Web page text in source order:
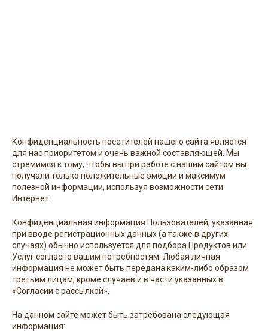
Конфиденциальность посетителей нашего сайта является
для нас приоритетом и очень важной составляющей. Мы
стремимся к тому, чтобы вы при работе с нашим сайтом вы
получали только положительные эмоции и максимум
полезной информации, используя возможности сети
Интернет.
Конфиденциальная информация Пользователей, указанная
при вводе регистрационных данных (а также в других
случаях) обычно используется для подбора Продуктов или
Услуг согласно вашим потребностям. Любая личная
информация не может быть передана каким-либо образом
третьим лицам, кроме случаев и в части указанных в
«Согласии с рассылкой».
На данном сайте может быть затребована следующая
информация: